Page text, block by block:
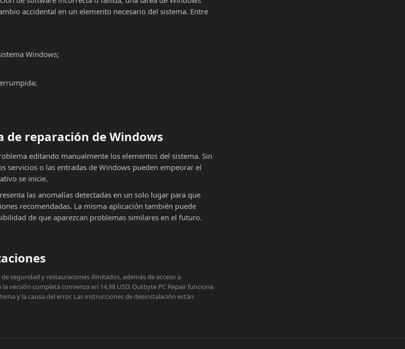
accidental en un elemento necesario del sistema. Entre
Windows;
reparación de Windows
editando manualmente los elementos del sistema. Sin
servicios o las entradas de Windows pueden empeorar el
se inicie.
las anomalías detectadas en un solo lugar para que
recomendadas. La misma aplicación también puede
de que aparezcan problemas similares en el futuro.
seguridad y restauraciones ilimitados, además de acceso a
versión completa comienza en 14,98 USD. Outbyte PC Repair funciona
y la causa del error. Las instrucciones de desinstalación están